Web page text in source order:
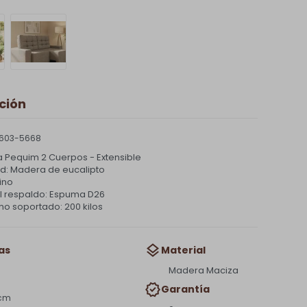
5668
Pequim 2 Cuerpos - Extensible
Madera de eucalipto
respaldo: Espuma D26
soportado: 200 kilos
Material
Madera Maciza
Garantía